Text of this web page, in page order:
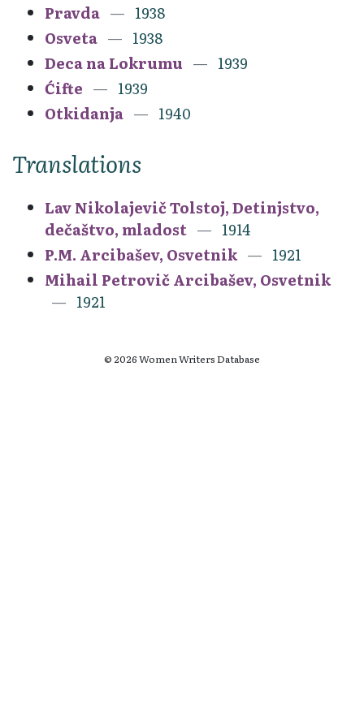
Pravda
1938
Osveta
1938
Deca na Lokrumu
1939
Ćifte
1939
Otkidanja
1940
Translations
Lav Nikolajevič Tolstoj, Detinjstvo,
dečaštvo, mladost
1914
P.M. Arcibašev, Osvetnik
1921
Mihail Petrovič Arcibašev, Osvetnik
1921
© 2026 Women Writers Database